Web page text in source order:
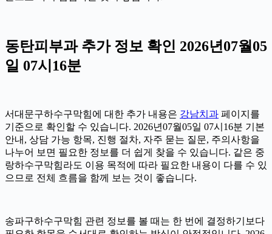
동탄피부과 추가 정보 확인 2026년07월05
일 07시16분
서대문구하수구막힘에 대한 추가 내용은 강남치과 페이지를
기준으로 확인할 수 있습니다. 2026년07월05일 07시16분 기본
안내, 상담 가능 항목, 진행 절차, 자주 묻는 질문, 주의사항을
나누어 보면 필요한 정보를 더 쉽게 찾을 수 있습니다. 같은 중
랑하수구막힘라도 이용 목적에 따라 필요한 내용이 다를 수 있
으므로 전체 흐름을 함께 보는 것이 좋습니다.
송파구하수구막힘 관련 정보를 볼 때는 한 번에 결정하기보다